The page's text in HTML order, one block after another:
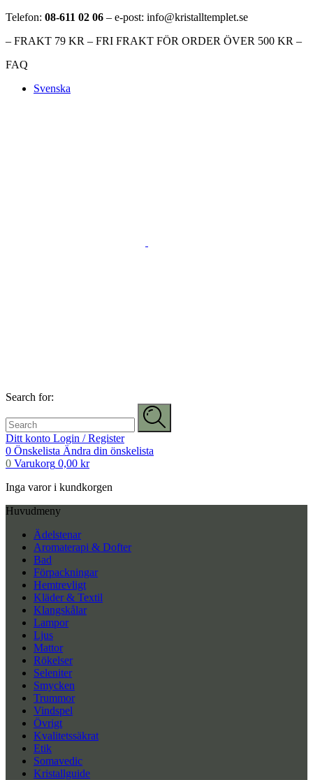
Telefon: 08-611 02 06 – e-post: info@kristalltemplet.se
– FRAKT 79 KR – FRI FRAKT FÖR ORDER ÖVER 500 KR –
FAQ
Svenska
Search for:
Ditt konto Login / Register
0 Önskelista Ändra din önskelista
0 Varukorg 0,00 kr
Inga varor i kundkorgen
Huvudmeny
Ädelstenar
Aromaterapi & Dofter
Bad
Förpackningar
Hemtrevligt
Kläder & Textil
Klangskålar
Lampor
Ljus
Mattor
Rökelser
Seleniter
Smycken
Trummor
Vindspel
Övrigt
Kvalitetssäkrat
Etik
Somavedic
Kristallguide